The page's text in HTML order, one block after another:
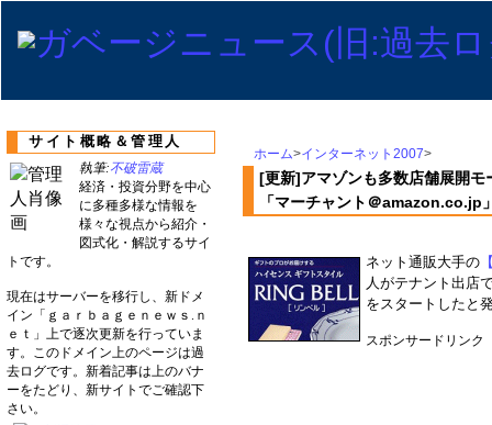
ホーム>インターネット2007>
[更新]アマゾンも多数店舗展開
「マーチャント＠amazon.co.jp
ネット通販大手の
人がテナント出店
をスタートしたと
スポンサードリンク
サイト概略＆管理人
執筆:不破雷蔵
経済・投資分野を中心
に多種多様な情報を
様々な視点から紹介・
図式化・解説するサイ
トです。
現在はサーバーを移行し、新ドメ
イン「ｇａｒｂａｇｅｎｅｗｓ.ｎ
ｅｔ」上で逐次更新を行っていま
す。このドメイン上のページは過
去ログです。新着記事は上のバナ
ーをたどり、新サイトでご確認下
さい。